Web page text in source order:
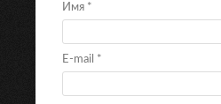
Имя *
E-mail *